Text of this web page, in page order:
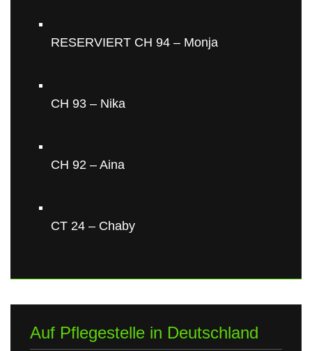
RESERVIERT CH 94 – Monja
CH 93 – Nika
CH 92 – Aina
CT 24 – Chaby
Auf Pflegestelle in Deutschland